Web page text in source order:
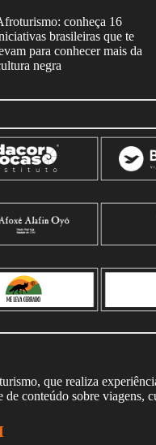
conheça 16
brasileiras que te
para conhecer mais da
negra
que realiza
conteúdo sobre viagens,